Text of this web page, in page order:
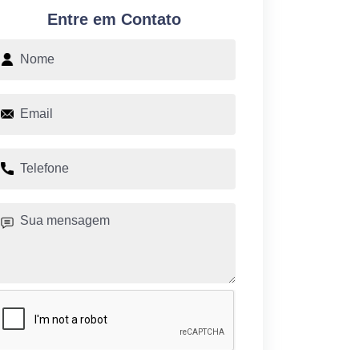
Entre em Contato